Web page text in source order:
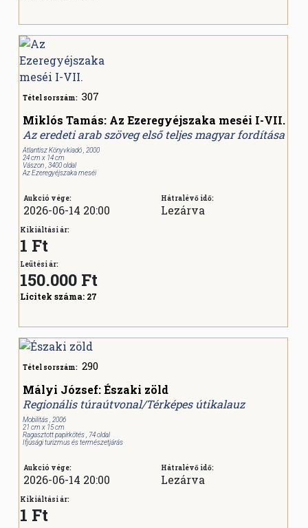
Tétel sorszám: 307
Miklós Tamás: Az Ezeregyéjszaka meséi I-VII.
Az eredeti arab szöveg első teljes magyar fordítása
Atlantisz Könyvkiadó , 2000
24 cm x 14 cm
Vászon , 3400 oldal
Az Ezeregyéjszaka meséi
Aukció vége:
2026-06-14 20:00
Hátralévő idő:
Lezárva
Kikiáltási ár:
1 Ft
Leütési ár:
150.000 Ft
Licitek száma: 27
Tétel sorszám: 290
Mályi József: Északi zöld
Regionális túraútvonal/Térképes útikalauz
Mobilitás , 2006
21 cm x 15 cm
Ragasztott papírkötés , 74 oldal
Ifjúsági turizmus és természetjárás
Aukció vége:
2026-06-14 20:00
Hátralévő idő:
Lezárva
Kikiáltási ár:
1 Ft